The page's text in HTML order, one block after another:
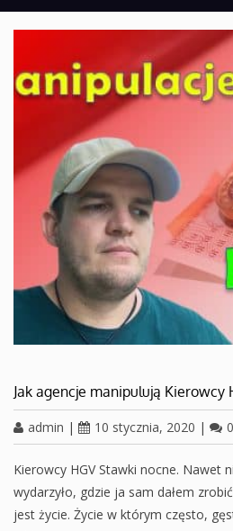
Jak agencje manipulują Kierowcy
admin | 10 stycznia, 2020 | 0
Kierowcy HGV Stawki nocne. Nawet
wydarzyło, gdzie ja sam dałem
jest życie. Życie w którym często,